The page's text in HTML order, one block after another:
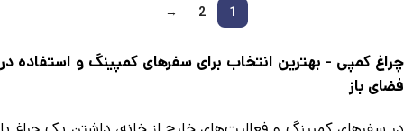
1
2
→
چراغ کمپی - بهترین انتخاب برای سفرهای کمپینگ و استفاده در
فضای باز